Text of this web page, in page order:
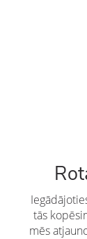
tās
mēs